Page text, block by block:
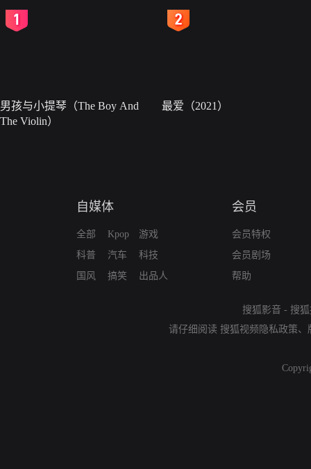
男孩与小提琴（The Boy And
The Violin）
最爱（2021）
自媒体
全部
科普
国风
Kpop
汽车
搞笑
游戏
科技
出品人
会员
会员特权
会员剧场
帮助
搜狐影音 - 搜
请仔细阅读 搜狐视频隐私政策、